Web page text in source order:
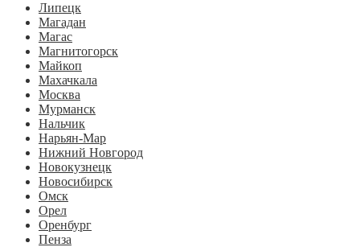
Липецк
Магадан
Магас
Магнитогорск
Майкоп
Махачкала
Москва
Мурманск
Нальчик
Нарьян-Мар
Нижний Новгород
Новокузнецк
Новосибирск
Омск
Орел
Оренбург
Пенза